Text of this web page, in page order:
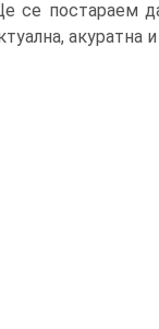
се постараем
акуратна